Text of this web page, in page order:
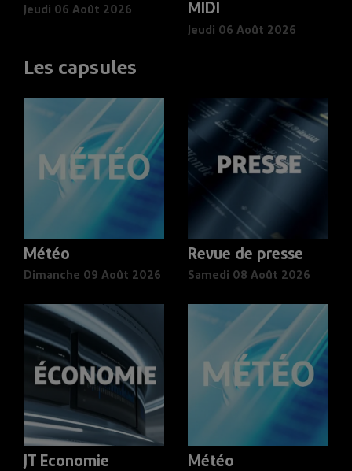
Jeudi 06 Août 2026
MIDI
Jeudi 06 Août 2026
Les capsules
Météo
Dimanche 09 Août 2026
Revue de presse
Samedi 08 Août 2026
JT Economie Météo